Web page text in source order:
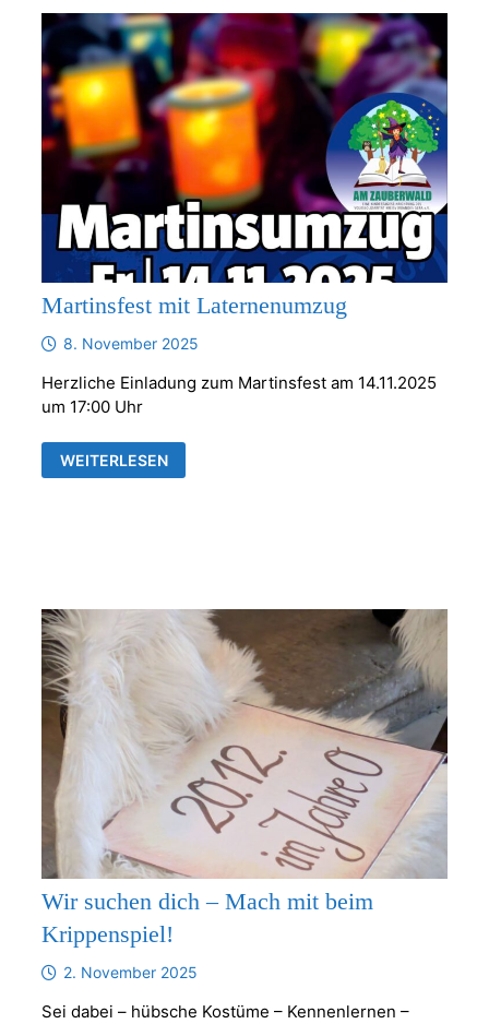
Martinsfest mit Laternenumzug
8. November 2025
Herzliche Einladung zum Martinsfest am 14.11.2025
um 17:00 Uhr
MARTINSFEST
MIT
WEITERLESEN
Wir suchen dich – Mach mit beim
Krippenspiel!
2. November 2025
Sei dabei – hübsche Kostüme – Kennenlernen –